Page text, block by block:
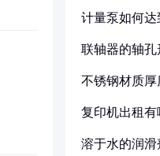
计量泵如何
联轴器的轴
不锈钢材质
复印机出租
溶于水的润滑